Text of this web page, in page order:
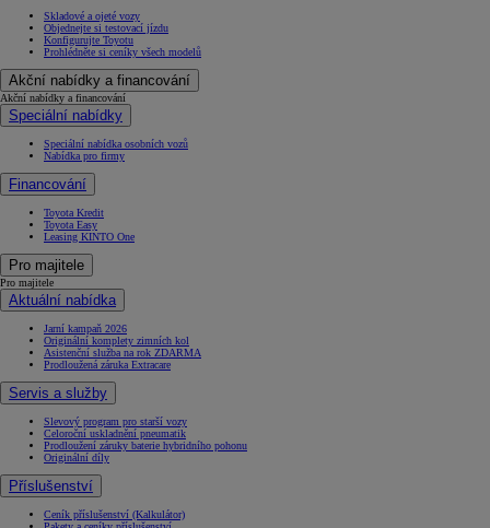
Skladové a ojeté vozy
Objednejte si testovací jízdu
Konfigurujte Toyotu
Prohlédněte si ceníky všech modelů
Akční nabídky a financování
Akční nabídky a financování
Speciální nabídky
Speciální nabídka osobních vozů
Nabídka pro firmy
Financování
Toyota Kredit
Toyota Easy
Leasing KINTO One
Pro majitele
Pro majitele
Aktuální nabídka
Jarní kampaň 2026
Originální komplety zimních kol
Asistenční služba na rok ZDARMA
Prodloužená záruka Extracare
Servis a služby
Slevový program pro starší vozy
Celoroční uskladnění pneumatik
Prodloužení záruky baterie hybridního pohonu
Originální díly
Příslušenství
Ceník příslušenství (Kalkulátor)